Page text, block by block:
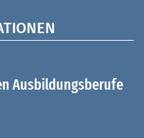
Ausbildungsberufe